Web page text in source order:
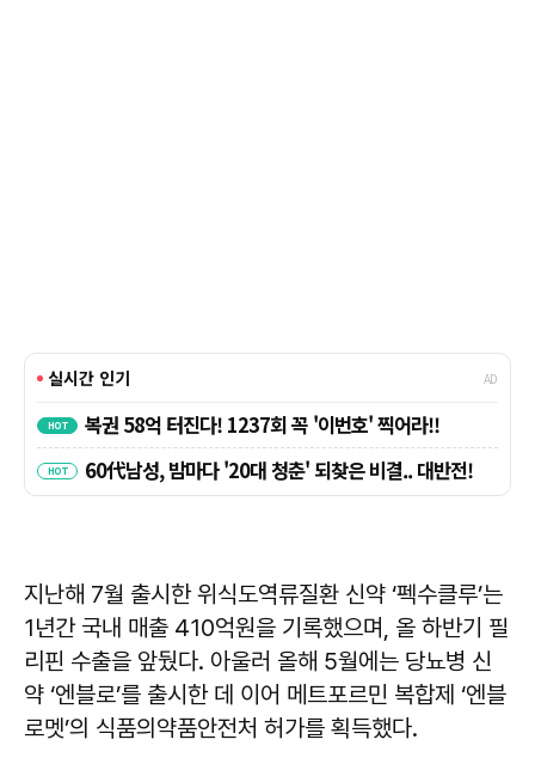
지난해 7월 출시한 위식도역류질환 신약 ‘펙수클루’는
1년간 국내 매출 410억원을 기록했으며, 올 하반기 필
리핀 수출을 앞뒀다. 아울러 올해 5월에는 당뇨병 신
약 ‘엔블로’를 출시한 데 이어 메트포르민 복합제 ‘엔블
로멧’의 식품의약품안전처 허가를 획득했다.